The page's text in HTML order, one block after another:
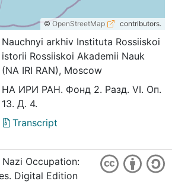
© OpenStreetMap contributors.
Nauchnyi arkhiv Instituta Rossiiskoi
istorii Rossiiskoi Akademii Nauk
(NA IRI RAN), Moscow
НА ИРИ РАН. Фонд 2. Разд. VI. Оп.
13. Д. 4.
Transcript
Occupation:
Digital Edition